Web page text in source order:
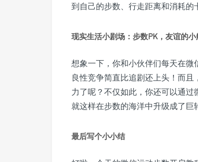
到自己的步数、行走距离和消耗的
现实生活小剧场：步数PK，友谊的小
想象一下，你和小伙伴们每天在
良性竞争简直比追剧还上头！而
力了呢？不仅如此，你还可以通
就这样在步数的海洋中升级成了巨
最后写个小小结